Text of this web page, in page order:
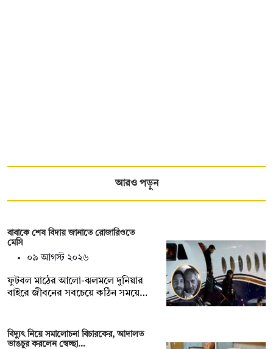
আরও পড়ুন
বাবাকে শেষ বিদায় জানাতে রোজারিওতে
মেসি
০৯ আগস্ট ২০২৬
ফুটবল মাঠের আলো-ঝলমলে দুনিয়ার
বাইরে জীবনের সবচেয়ে কঠিন সময়ে…
বিদ্যুৎ নিয়ে সমালোচনা বিচারকের, আদালত
ভাঙচুর করলেন স্বেচ্ছা…